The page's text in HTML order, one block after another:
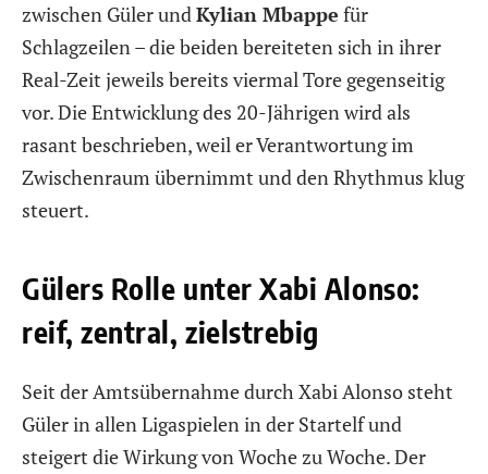
zwischen Güler undKylian Mbappe für
Schlagzeilen – die beiden bereiteten sich in ihrer
Real-Zeit jeweils bereits viermal Tore gegenseitig
vor. Die Entwicklung des 20-Jährigen wird als
rasant beschrieben, weil er Verantwortung im
Zwischenraum übernimmt und den Rhythmus klug
steuert.
Gülers Rolle unter Xabi Alonso:
reif, zentral, zielstrebig
Seit der Amtsübernahme durch Xabi Alonso steht
Güler in allen Ligaspielen in der Startelf und
steigert die Wirkung von Woche zu Woche. Der